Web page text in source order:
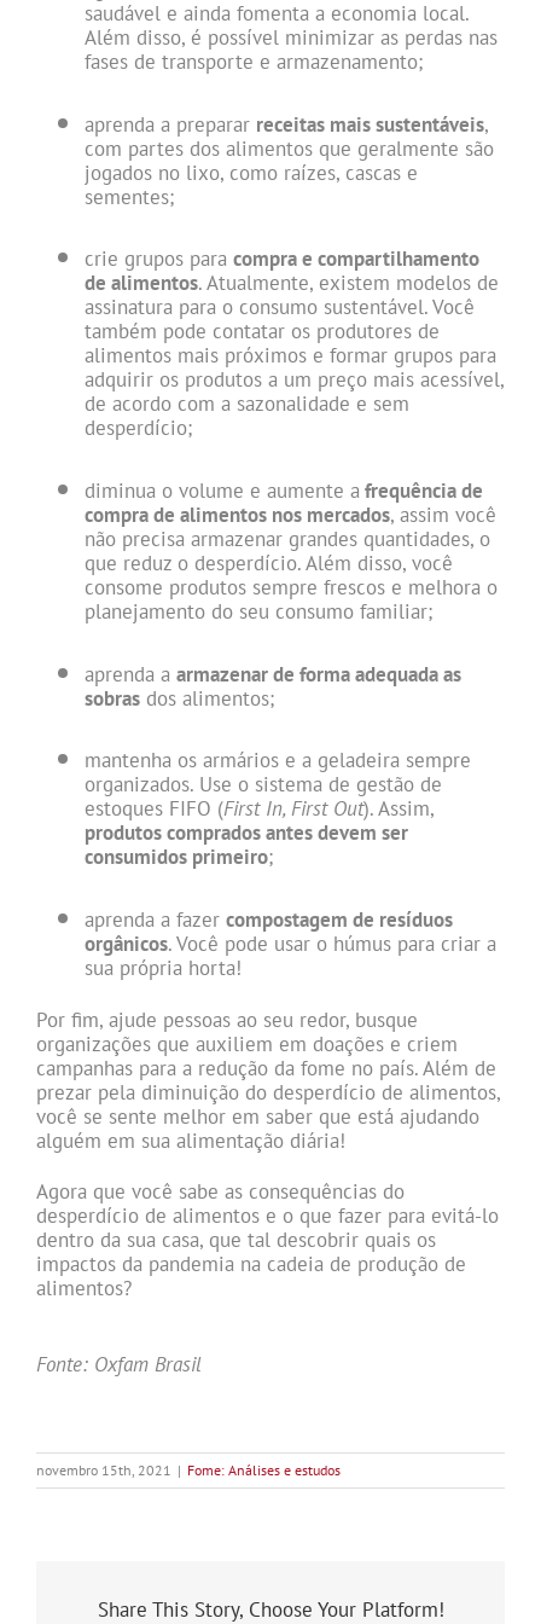
saudável e ainda fomenta a economia local.
Além disso, é possível minimizar as perdas nas
fases de transporte e armazenamento;
aprenda a preparar receitas mais sustentáveis,
com partes dos alimentos que geralmente são
jogados no lixo, como raízes, cascas e
sementes;
crie grupos para compra e compartilhamento
de alimentos. Atualmente, existem modelos de
assinatura para o consumo sustentável. Você
também pode contatar os produtores de
alimentos mais próximos e formar grupos para
adquirir os produtos a um preço mais acessível,
de acordo com a sazonalidade e sem
desperdício;
diminua o volume e aumente afrequência de
compra de alimentos nos mercados, assim você
não precisa armazenar grandes quantidades, o
que reduz o desperdício. Além disso, você
consome produtos sempre frescos e melhora o
planejamento do seu consumo familiar;
aprenda a armazenar de forma adequada as
sobrasdos alimentos;
mantenha os armários e a geladeira sempre
organizados. Use o sistema de gestão de
estoques FIFO (First In, First Out). Assim,
produtos comprados antes devem ser
consumidos primeiro;
aprenda a fazer compostagem de resíduos
orgânicos. Você pode usar o húmus para criar a
sua própria horta!
Por fim, ajude pessoas ao seu redor, busque
organizações que auxiliem em doações e criem
campanhas para a redução da fome no país. Além de
prezar pela diminuição do desperdício de alimentos,
você se sente melhor em saber que está ajudando
alguém em sua alimentação diária!
Agora que você sabe as consequências do
desperdício de alimentos e o que fazer para evitá-lo
dentro da sua casa, que tal descobrir quais os
impactos da pandemia na cadeia de produção de
alimentos?
Fonte: Oxfam Brasil
novembro 15th, 2021 | Fome: Análises e estudos
Share This Story, Choose Your Platform!